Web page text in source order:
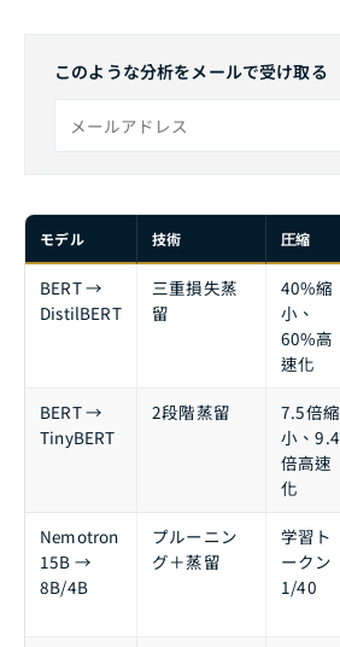
このような分析をメールで受け取る
モデル 技術 圧縮
BERT →
DistilBERT
三重損失蒸
留
40%縮
小、
60%高
速化
BERT →
TinyBERT
2段階蒸留
7.5倍縮
小、9.4
倍高速
化
Nemotron
15B →
8B/4B
プルーニン
グ＋蒸留
学習ト
ークン
1/40